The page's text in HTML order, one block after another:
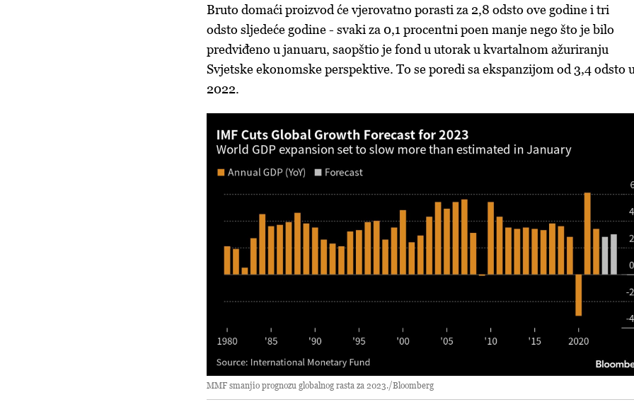
Bruto domaći proizvod će vjerovatno porasti za 2,8 odsto ove godine i tri
odsto sljedeće godine - svaki za 0,1 procentni poen manje nego što je bilo
predviđeno u januaru, saopštio je fond u utorak u kvartalnom ažuriranju
Svjetske ekonomske perspektive. To se poredi sa ekspanzijom od 3,4 odsto
2022.
MMF smanjio prognozu globalnog rasta za 2023./Bloomberg